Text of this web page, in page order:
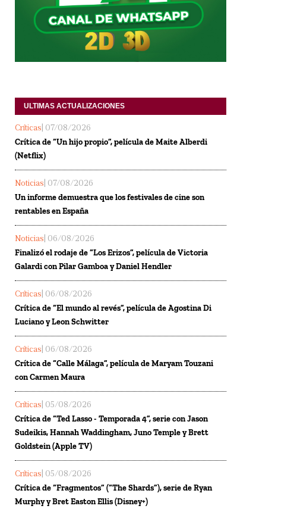
ULTIMAS ACTUALIZACIONES
Críticas | 07/08/2026
Crítica de “Un hijo propio”, película de Maite Alberdi
(Netflix)
Noticias | 07/08/2026
Un informe demuestra que los festivales de cine son
rentables en España
Noticias | 06/08/2026
Finalizó el rodaje de “Los Erizos”, película de Victoria
Galardi con Pilar Gamboa y Daniel Hendler
Críticas | 06/08/2026
Crítica de “El mundo al revés”, película de Agostina Di
Luciano y Leon Schwitter
Críticas | 06/08/2026
Crítica de “Calle Málaga”, película de Maryam Touzani
con Carmen Maura
Críticas | 05/08/2026
Crítica de “Ted Lasso - Temporada 4”, serie con Jason
Sudeikis, Hannah Waddingham, Juno Temple y Brett
Goldstein (Apple TV)
Críticas | 05/08/2026
Crítica de “Fragmentos” (“The Shards”), serie de Ryan
Murphy y Bret Easton Ellis (Disney+)